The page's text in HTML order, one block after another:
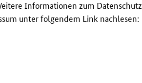
Informationen zum Datenschutz
unter folgendem Link nachlesen:
wagte. Heute finden dort